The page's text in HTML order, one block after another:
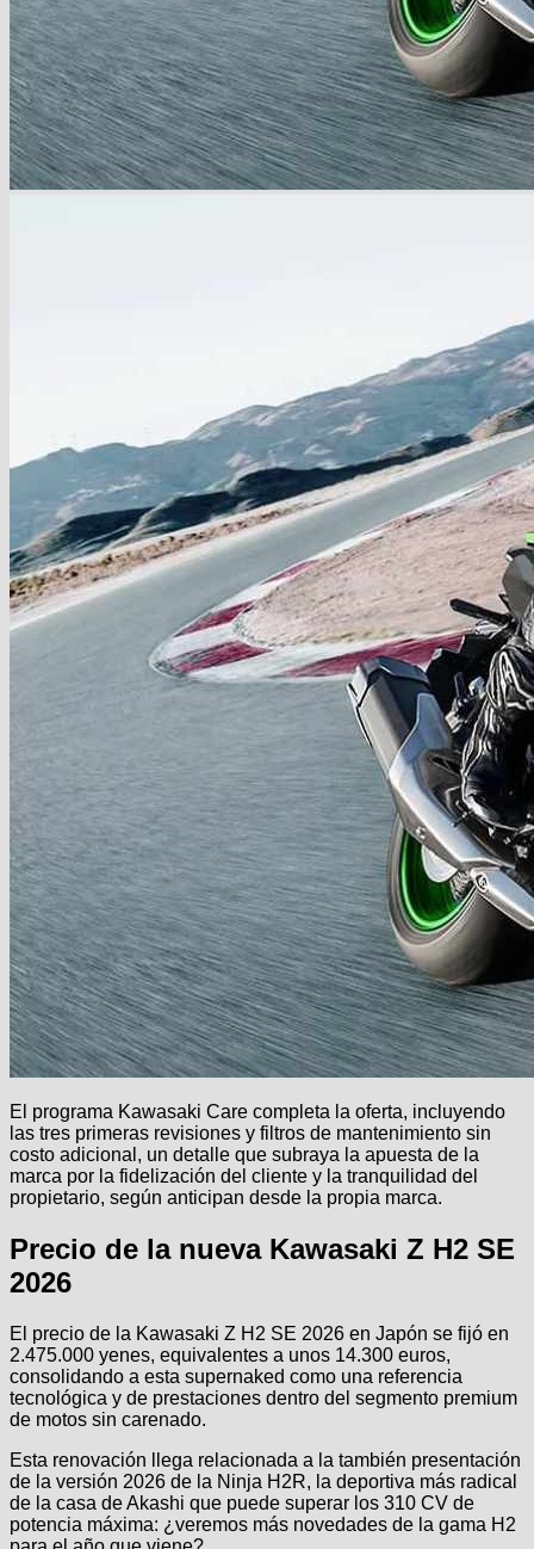
El programa Kawasaki Care completa la oferta, incluyendo
las tres primeras revisiones y filtros de mantenimiento sin
costo adicional, un detalle que subraya la apuesta de la
marca por la fidelización del cliente y la tranquilidad del
propietario, según anticipan desde la propia marca.
Precio de la nueva Kawasaki Z H2 SE
2026
El precio de la Kawasaki Z H2 SE 2026 en Japón se fijó en
2.475.000 yenes, equivalentes a unos 14.300 euros,
consolidando a esta supernaked como una referencia
tecnológica y de prestaciones dentro del segmento premium
de motos sin carenado.
Esta renovación llega relacionada a la también presentación
de la versión 2026 de la Ninja H2R, la deportiva más radical
de la casa de Akashi que puede superar los 310 CV de
potencia máxima: ¿veremos más novedades de la gama H2